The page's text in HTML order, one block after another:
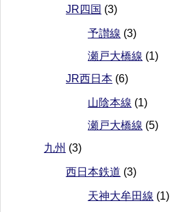
JR四国 (3)
予讃線 (3)
瀬戸大橋線 (1)
JR西日本 (6)
山陰本線 (1)
瀬戸大橋線 (5)
九州 (3)
西日本鉄道 (3)
天神大牟田線 (1)